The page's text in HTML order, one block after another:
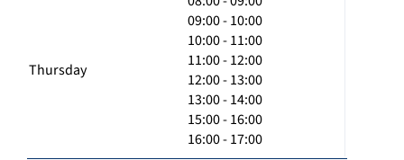
Thursday
09:00 - 10:00
10:00 - 11:00
11:00 - 12:00
12:00 - 13:00
13:00 - 14:00
15:00 - 16:00
16:00 - 17:00